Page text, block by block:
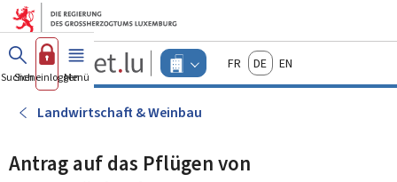
Zum Hauptmenü
Zum Inhalt
Guichet.lu
Changer
d'espace
Menu
actif
FrançaisDeutschEnglish
Suchen
Sich einloggen
Menü Haupt-
Landwirtschaft & Weinbau
Antrag auf das Pflügen von